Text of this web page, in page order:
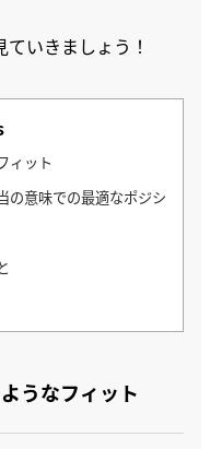
いきましょう！
ィット
の意味での最適なポジシ
うなフィット